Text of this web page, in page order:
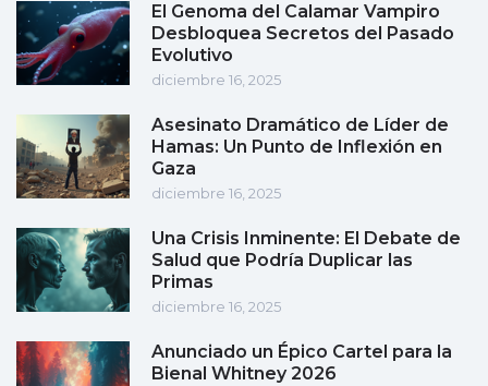
El Genoma del Calamar Vampiro
Desbloquea Secretos del Pasado
Evolutivo
diciembre 16, 2025
Asesinato Dramático de Líder de
Hamas: Un Punto de Inflexión en
Gaza
diciembre 16, 2025
Una Crisis Inminente: El Debate de
Salud que Podría Duplicar las
Primas
diciembre 16, 2025
Anunciado un Épico Cartel para la
Bienal Whitney 2026